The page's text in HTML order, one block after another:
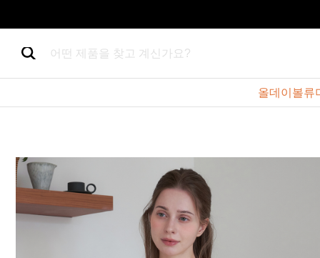
어떤 제품을 찾고 계신가요?
올데이볼류